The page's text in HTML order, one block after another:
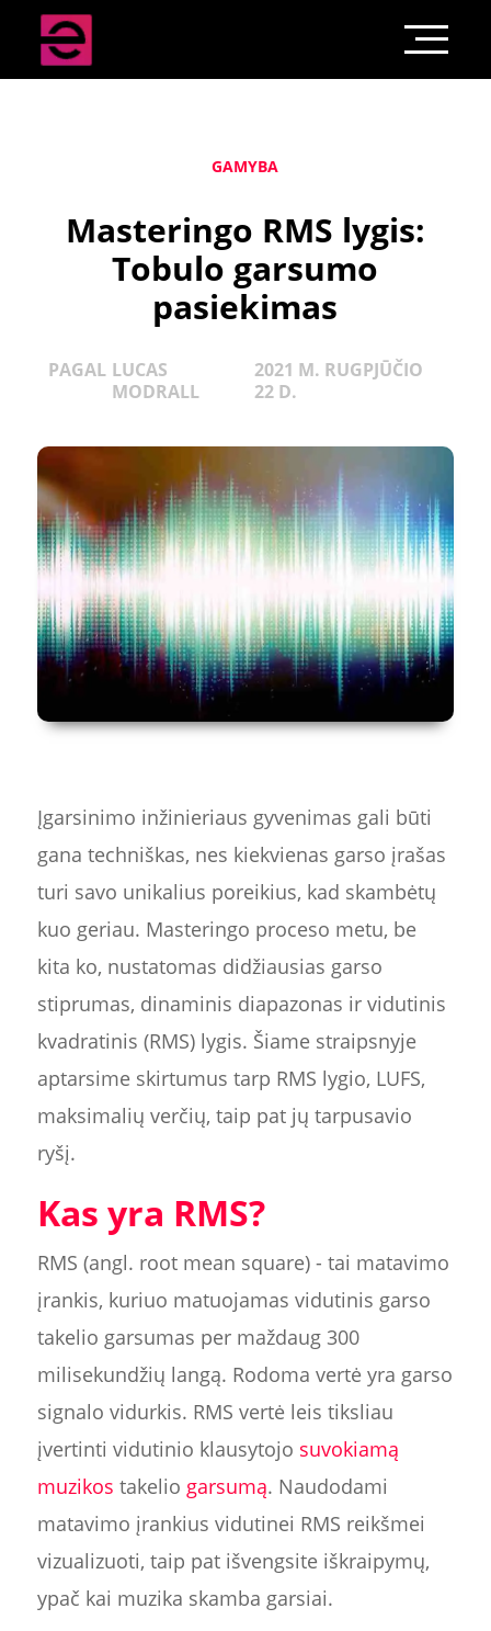
GAMYBA
Masteringo RMS lygis:
Tobulo garsumo
pasiekimas
PAGAL LUCAS
MODRALL
2021 M. RUGPJŪČIO
22 D.
Įgarsinimo inžinieriaus gyvenimas gali būti
gana techniškas, nes kiekvienas garso įrašas
turi savo unikalius poreikius, kad skambėtų
kuo geriau. Masteringo proceso metu, be
kita ko, nustatomas didžiausias garso
stiprumas, dinaminis diapazonas ir vidutinis
kvadratinis (RMS) lygis. Šiame straipsnyje
aptarsime skirtumus tarp RMS lygio, LUFS,
maksimalių verčių, taip pat jų tarpusavio
ryšį.
Kas yra RMS?
RMS (angl. root mean square) - tai matavimo
įrankis, kuriuo matuojamas vidutinis garso
takelio garsumas per maždaug 300
milisekundžių langą. Rodoma vertė yra garso
signalo vidurkis. RMS vertė leis tiksliau
įvertinti vidutinio klausytojo suvokiamą
muzikos takelio garsumą. Naudodami
matavimo įrankius vidutinei RMS reikšmei
vizualizuoti, taip pat išvengsite iškraipymų,
ypač kai muzika skamba garsiai.